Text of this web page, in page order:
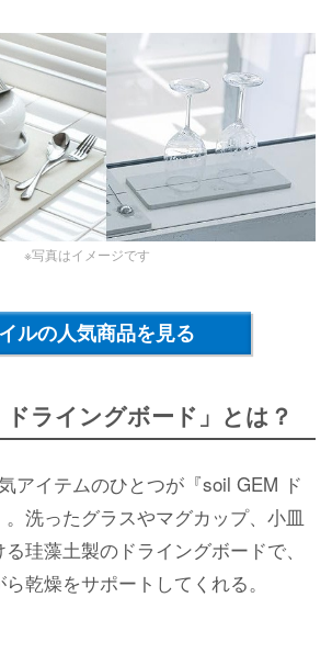
※写真はイメージです
ルの人気商品を見る
ドライングボード」とは？
アイテムのひとつが『soil GEM ド
洗ったグラスやマグカップ、小皿
珪藻土製のドライングボードで、
乾燥をサポートしてくれる。